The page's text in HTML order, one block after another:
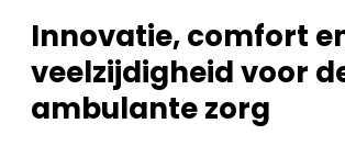
Jaarboek
Jubileumboek
Meest gelezen
Ziekenhuizen
Woonzorg & Verpleeghuizen
Innovatie, comfort
veelzijdigheid voor
ambulante zorg